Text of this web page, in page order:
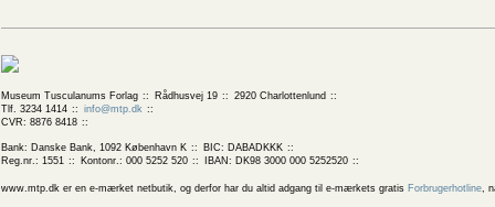
Museum Tusculanums Forlag Rådhusvej 19
2920 Charlottenlund
Tlf. 3234 1414
info@mtp.dk
CVR: 8876 8418
Bank: Danske Bank, 1092 København K
BIC: DABADKKK
Reg.nr.: 1551
Kontonr.: 000 5252 520 IBAN: DK98 3000 000 5252520
www.mtp.dk er en e-mærket netbutik, og derfor har du altid adgang til e-mærkets gratis Forbrugerhotline,